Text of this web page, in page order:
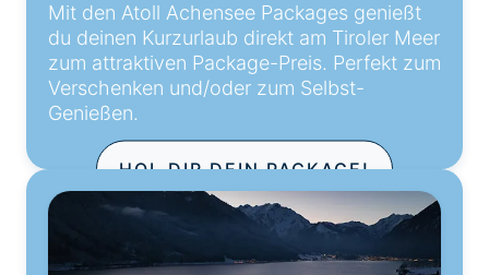
Mit den Atoll Achensee Packages genießt
du deinen Kurzurlaub direkt am Tiroler Meer
zum attraktiven Package-Preis. Perfekt zum
Verschenken und/oder zum Selbst-
Genießen.
HOL DIR DEIN PACKAGE!